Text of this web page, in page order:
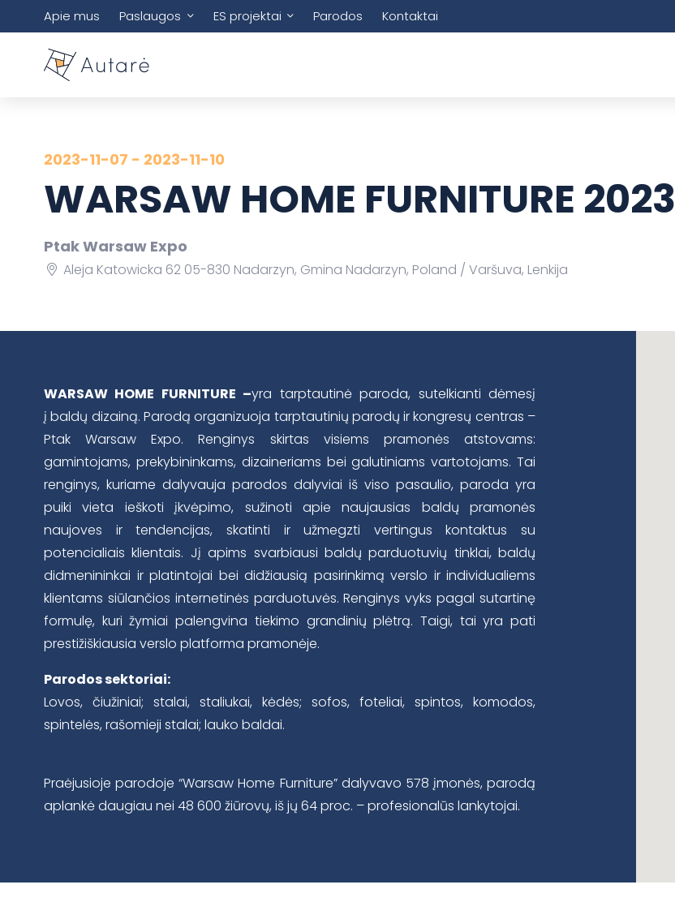
Apie mus Paslaugos ES projektai Parodos Kontaktai
2023-11-07 - 2023-11-10
WARSAW HOME FURNITURE 2023
Ptak Warsaw Expo
Aleja Katowicka 62 05-830 Nadarzyn, Gmina Nadarzyn, Poland Varšuva, Lenkija
WARSAW HOME FURNITURE –yra tarptautinė paroda, sutelkianti dėmesį
į baldų dizainą. Parodą organizuoja tarptautinių parodų ir kongresų centras –
Ptak Warsaw Expo. Renginys skirtas visiems pramonės atstovams:
gamintojams, prekybininkams, dizaineriams bei galutiniams vartotojams. Tai
renginys, kuriame dalyvauja parodos dalyviai iš viso pasaulio, paroda yra
puiki vieta ieškoti įkvėpimo, sužinoti apie naujausias baldų pramonės
naujoves ir tendencijas, skatinti ir užmegzti vertingus kontaktus su
potencialiais klientais. Jį apims svarbiausi baldų parduotuvių tinklai, baldų
didmenininkai ir platintojai bei didžiausią pasirinkimą verslo ir individualiems
klientams siūlančios internetinės parduotuvės. Renginys vyks pagal sutartinę
formulę, kuri žymiai palengvina tiekimo grandinių plėtrą. Taigi, tai yra pati
prestižiškiausia verslo platforma pramonėje.
Parodos sektoriai:
Lovos, čiužiniai; stalai, staliukai, kėdės; sofos, foteliai, spintos, komodos,
spintelės, rašomieji stalai; lauko baldai.
Praėjusioje parodoje “Warsaw Home Furniture” dalyvavo 578 įmonės, parodą
aplankė daugiau nei 48 600 žiūrovų, iš jų 64 proc. – profesionalūs lankytojai.